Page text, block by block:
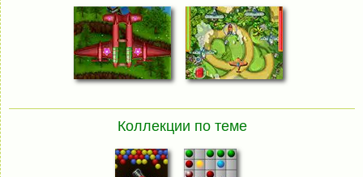
Коллекции по теме